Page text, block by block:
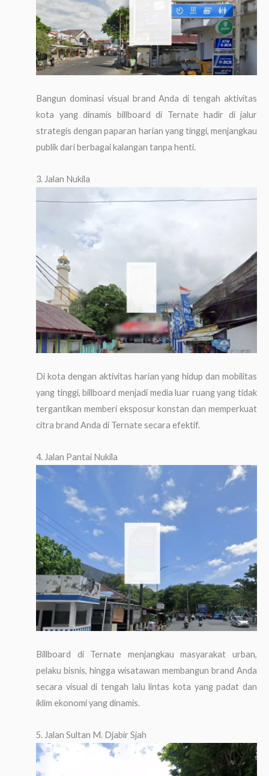
Bangun dominasi visual brand Anda di tengah aktivitas
kota yang dinamis billboard di Ternate hadir di jalur
strategis dengan paparan harian yang tinggi, menjangkau
publik dari berbagai kalangan tanpa henti.
3. Jalan Nukila
Di kota dengan aktivitas harian yang hidup dan mobilitas
yang tinggi, billboard menjadi media luar ruang yang tidak
tergantikan memberi eksposur konstan dan memperkuat
citra brand Anda di Ternate secara efektif.
4. Jalan Pantai Nukila
Billboard di Ternate menjangkau masyarakat urban,
pelaku bisnis, hingga wisatawan membangun brand Anda
secara visual di tengah lalu lintas kota yang padat dan
iklim ekonomi yang dinamis.
5. Jalan Sultan M. Djabir Sjah